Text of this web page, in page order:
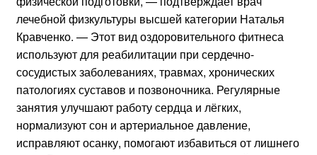
лечебной физкультуры высшей категории Наталья
Кравченко. — Этот вид оздоровительного фитнеса
используют для реабилитации при сердечно-
сосудистых заболеваниях, травмах, хронических
патологиях суставов и позвоночника. Регулярные
занятия улучшают работу сердца и лёгких,
нормализуют сон и артериальное давление,
исправляют осанку, помогают избавиться от лишнего